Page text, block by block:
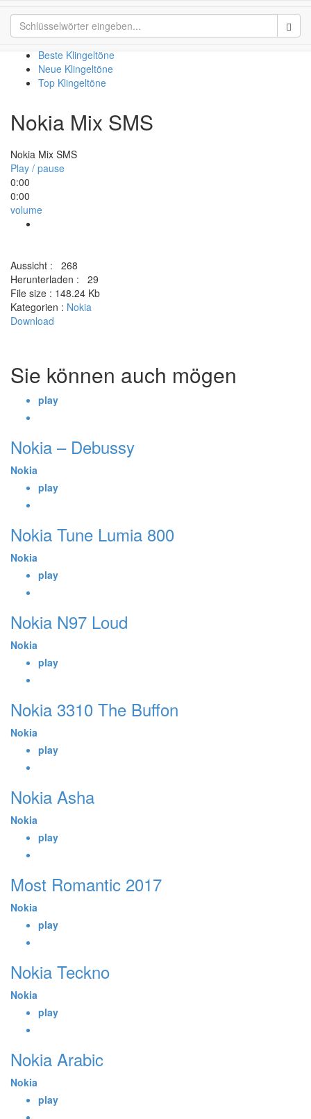
Nokia Mix SMS
Beste Klingeltöne
Neue Klingeltöne
Top Klingeltöne
Nokia Mix SMS
Nokia Mix SMS
Play / pause
0:00
0:00
volume
Aussicht :
268
Herunterladen :
29
File size : 148.24 Kb
Kategorien : Nokia
Download
Sie können auch mögen
play
Nokia – Debussy
Nokia
play
Nokia Tune Lumia 800
Nokia
play
Nokia N97 Loud
Nokia
play
Nokia 3310 The Buffon
Nokia
play
Nokia Asha
Nokia
play
Most Romantic 2017
Nokia
play
Nokia Teckno
Nokia
play
Nokia Arabic
Nokia
play